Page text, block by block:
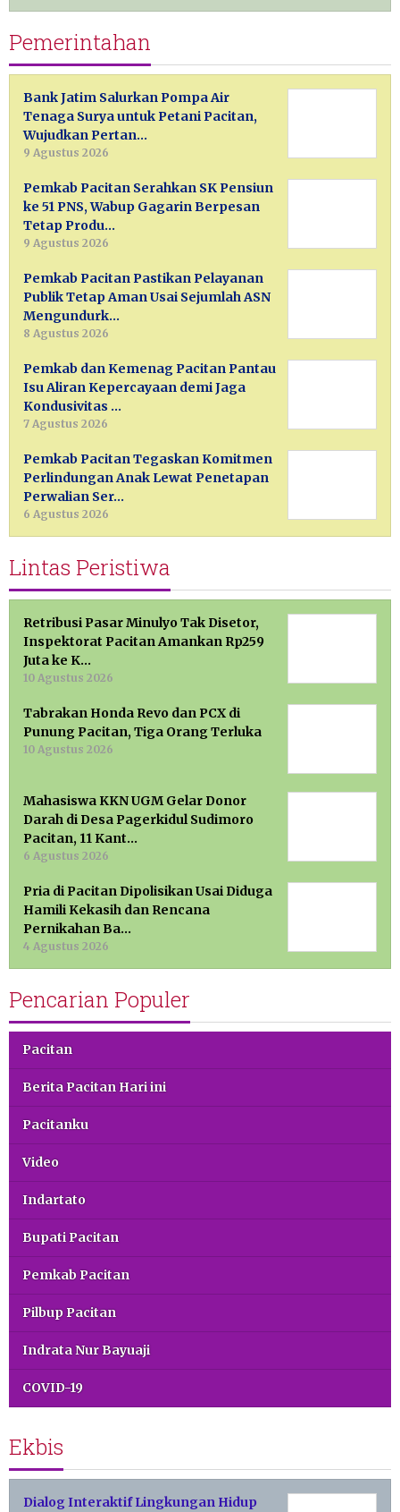
Pemerintahan
Bank Jatim Salurkan Pompa Air
Tenaga Surya untuk Petani Pacitan,
Wujudkan Pertan…
9 Agustus 2026
Pemkab Pacitan Serahkan SK Pensiun
ke 51 PNS, Wabup Gagarin Berpesan
Tetap Produ…
9 Agustus 2026
Pemkab Pacitan Pastikan Pelayanan
Publik Tetap Aman Usai Sejumlah ASN
Mengundurk…
8 Agustus 2026
Pemkab dan Kemenag Pacitan Pantau
Isu Aliran Kepercayaan demi Jaga
Kondusivitas …
7 Agustus 2026
Pemkab Pacitan Tegaskan Komitmen
Perlindungan Anak Lewat Penetapan
Perwalian Ser…
6 Agustus 2026
Lintas Peristiwa
Retribusi Pasar Minulyo Tak Disetor,
Inspektorat Pacitan Amankan Rp259
Juta ke K…
10 Agustus 2026
Tabrakan Honda Revo dan PCX di
Punung Pacitan, Tiga Orang Terluka
10 Agustus 2026
Mahasiswa KKN UGM Gelar Donor
Darah di Desa Pagerkidul Sudimoro
Pacitan, 11 Kant…
6 Agustus 2026
Pria di Pacitan Dipolisikan Usai Diduga
Hamili Kekasih dan Rencana
Pernikahan Ba…
4 Agustus 2026
Pencarian Populer
Pacitan
Berita Pacitan Hari ini
Pacitanku
Video
Indartato
Bupati Pacitan
Pemkab Pacitan
Pilbup Pacitan
Indrata Nur Bayuaji
COVID-19
Ekbis
Dialog Interaktif Lingkungan Hidup